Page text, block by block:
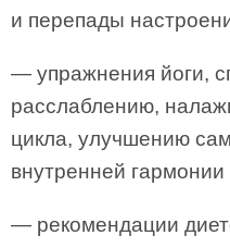
и перепады
— упражнения йоги,
расслаблению,
цикла, улучшению
внутренней гармонии
— рекомендации